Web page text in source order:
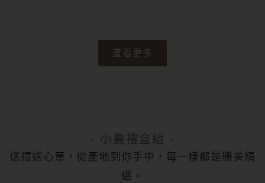
查看更多
- 小農禮盒組 -
送禮送心意，從產地到你手中，每一樣都是勝美精
選。